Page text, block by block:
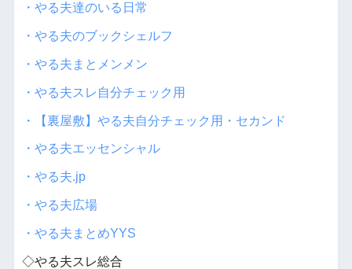
・やる夫達のいる日常
・やる夫のブックシェルフ
・やる夫まとメンメン
・やる夫スレ自分チェック用
・【裏屋敷】やる夫自分チェック用・セカンド
・やる夫エッセンシャル
・やる夫.jp
・やる夫広場
・やる夫まとめYYS
◇やる夫スレ総合